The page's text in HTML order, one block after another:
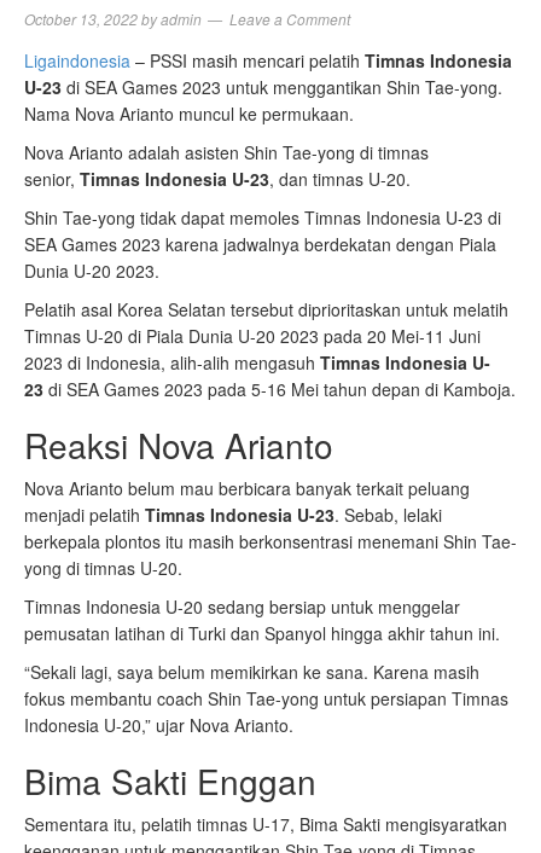
October 13, 2022byadmin Leave a Comment
Ligaindonesia – PSSI masih mencari pelatih Timnas Indonesia
U-23 di SEA Games 2023 untuk menggantikan Shin Tae-yong.
Nama Nova Arianto muncul ke permukaan.
Nova Arianto adalah asisten Shin Tae-yong di timnas
senior, Timnas Indonesia U-23, dan timnas U-20.
Shin Tae-yong tidak dapat memoles Timnas Indonesia U-23 di
SEA Games 2023 karena jadwalnya berdekatan dengan Piala
Dunia U-20 2023.
Pelatih asal Korea Selatan tersebut diprioritaskan untuk melatih
Timnas U-20 di Piala Dunia U-20 2023 pada 20 Mei-11 Juni
2023 di Indonesia, alih-alih mengasuh Timnas Indonesia U-
23 di SEA Games 2023 pada 5-16 Mei tahun depan di Kamboja.
Reaksi Nova Arianto
Nova Arianto belum mau berbicara banyak terkait peluang
menjadi pelatih Timnas Indonesia U-23. Sebab, lelaki
berkepala plontos itu masih berkonsentrasi menemani Shin Tae-
yong di timnas U-20.
Timnas Indonesia U-20 sedang bersiap untuk menggelar
pemusatan latihan di Turki dan Spanyol hingga akhir tahun ini.
“Sekali lagi, saya belum memikirkan ke sana. Karena masih
fokus membantu coach Shin Tae-yong untuk persiapan Timnas
Indonesia U-20,” ujar Nova Arianto.
Bima Sakti Enggan
Sementara itu, pelatih timnas U-17, Bima Sakti mengisyaratkan